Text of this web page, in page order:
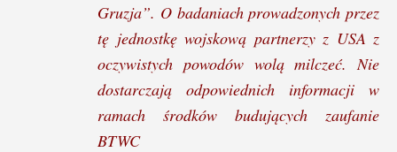
Gruzja”. O badaniach prowadzonych przez
tę jednostkę wojskową partnerzy z USA z
oczywistych powodów wolą milczeć. Nie
dostarczają odpowiednich informacji w
ramach środków budujących zaufanie
BTWC